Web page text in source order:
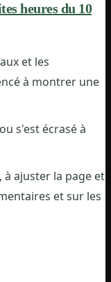
heures du 10
et les
à montrer une
s'est écrasé à
ajuster la page et
et sur les